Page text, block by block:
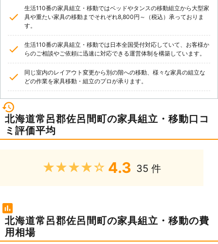
生活110番の家具組立・移動ではベッドやタンスの移動組立から大型家
具や重たい家具の移動までそれぞれ8,800円～（税込）承っておりま
す。
生活110番の家具組立・移動では日本全国受付対応していて、お客様か
らのご相談やご依頼に迅速に対応できる運営体制を構築しています。
同じ室内のレイアウト変更から別の階への移動、様々な家具の組立な
どの作業を家具移動・組立のプロが承ります。
北海道常呂郡佐呂間町の家具組立・移動口コ
ミ評価平均
★★★★★ 4.3 35 件
北海道常呂郡佐呂間町の家具組立・移動の費
用相場